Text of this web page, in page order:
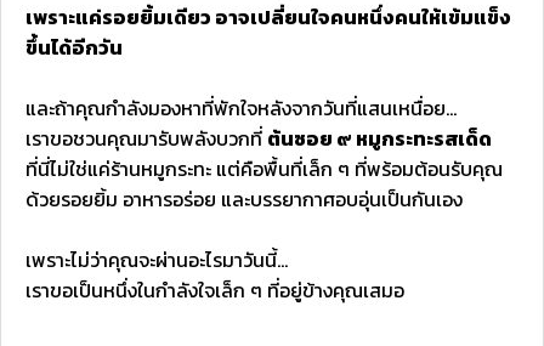
เพราะแค่รอยยิ้มเดียว อาจเปลี่ยนใจคนหนึ่งคนให้เข้มแข็ง
ขึ้นได้อีกวัน
และถ้าคุณกำลังมองหาที่พักใจหลังจากวันที่แสนเหนื่อย...
เราขอชวนคุณมารับพลังบวกที่ ต้นซอย ๙ หมูกระทะรสเด็ด
ที่นี่ไม่ใช่แค่ร้านหมูกระทะ แต่คือพื้นที่เล็ก ๆ ที่พร้อมต้อนรับคุณ
ด้วยรอยยิ้ม อาหารอร่อย และบรรยากาศอบอุ่นเป็นกันเอง
เพราะไม่ว่าคุณจะผ่านอะไรมาวันนี้...
เราขอเป็นหนึ่งในกำลังใจเล็ก ๆ ที่อยู่ข้างคุณเสมอ